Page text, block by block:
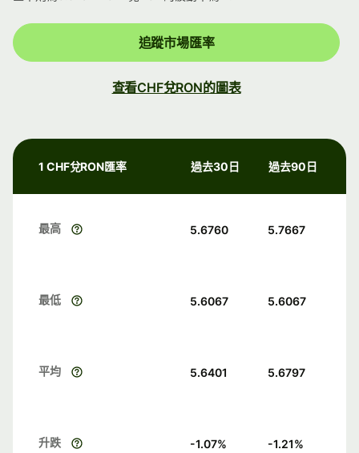
追蹤市場匯率
查看CHF兌RON的圖表
1 CHF兌RON匯率 過去30日 過去90日
最高 5.6760 5.7667
最低 5.6067 5.6067
平均 5.6401 5.6797
升跌 -1.07% -1.21%